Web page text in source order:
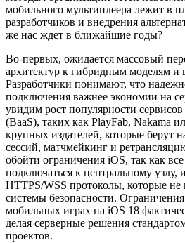
мобильного мультиплеера лежит в
разработчиков и внедрения
же нас ждет в ближайшие годы?
Во-первых, ожидается массовый
архитектур к гибридным моделям и
Разработчики понимают, что
подключения важнее экономии на
увидим рост популярности
(BaaS), таких как PlayFab, Nakama
крупных издателей, которые берут
сессий, матчмейкинг и
обойти ограничения iOS, так как все
подключаться к центральному узлу,
HTTPS/WSS протоколы, которые
системы безопасности.
мобильных играх на iOS 18
делая серверные решения
проектов.